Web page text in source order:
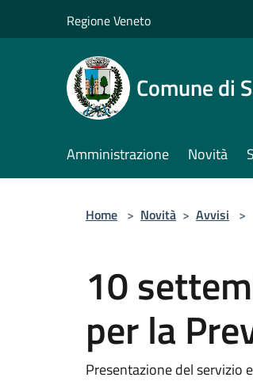
Regione Veneto
Comune di
Amministrazione Novità
Home > Novità > Avvisi >
10
per la
Presentazione del servizio